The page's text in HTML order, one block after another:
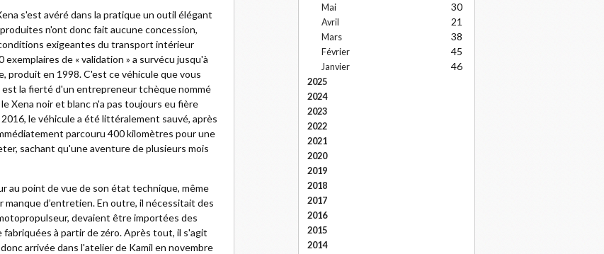
s'est avéré dans la pratique un outil élégant
n'ont donc fait aucune concession,
exigeantes du transport intérieur
de « validation » a survécu jusqu'à
produit en 1998. C'est ce véhicule que vous
est la fierté d'un entrepreneur tchèque nommé
Xena noir et blanc n'a pas toujours eu fière
le véhicule a été littéralement sauvé, après
parcouru 400 kilomètres pour une
sachant qu'une aventure de plusieurs mois
au point de vue de son état technique, même
d’entretien. En outre, il nécessitait des
devaient être importées des
à partir de zéro. Après tout, il s'agit
arrivée dans l'atelier de Kamil en novembre
Mai 30
Avril 21
Mars 38
Février 45
Janvier 46
2025
2024
2023
2022
2021
2020
2019
2018
2017
2016
2015
2014